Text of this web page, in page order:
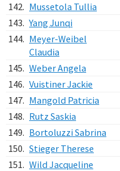
142. Mussetola Tullia
143. Yang Junqi
144. Meyer-Weibel
Claudia
145. Weber Angela
146. Vuistiner Jackie
147. Mangold Patricia
148. Rutz Saskia
149. Bortoluzzi Sabrina
150. Stieger Therese
151. Wild Jacqueline